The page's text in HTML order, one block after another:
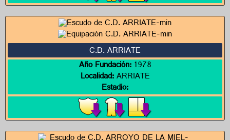
C.D. ARRIATE
Año Fundación:1978
Localidad:ARRIATE
Estadio: